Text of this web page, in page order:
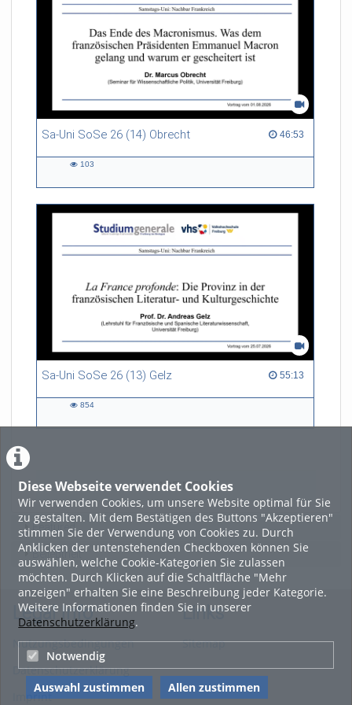
Diese Webseite verwendet Cookies
Wir verwenden Cookies, um unsere Website optimal für Sie
zu gestalten. Mit dem Bestätigen des Buttons "Akzeptieren"
stimmen Sie der Verwendung von Cookies zu. Durch
Anklicken der untenstehenden Checkboxen können Sie
auswählen, welche Cookie-Kategorien Sie zulassen
möchten. Durch Klicken auf die Schaltfläche "Mehr
anzeigen" erhalten Sie eine Beschreibung jeder Kategorie.
Weitere Informationen finden Sie in unserer
Datenschutzerklärung.
Notwendig
Auswahl zustimmen Allen zustimmen
Sa-Uni SoSe 26 (14) Obrecht 46:53
46:53 duration
103
Sa-Uni SoSe 26 (13) Gelz 55:13
55:13 duration
854
LADE MEHR
Featured
Beliebtheit
Legal Info
Nutzungsbedingungen
Datenschutzerklärung
Imprint
Links
Sitemap